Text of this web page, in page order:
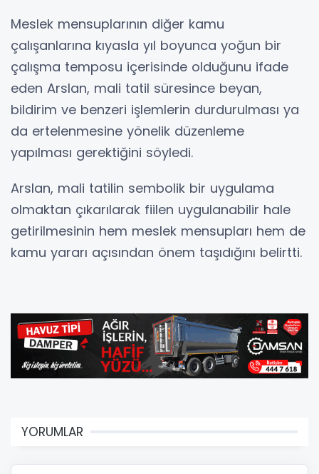
Meslek mensuplarının diğer kamu
çalışanlarına kıyasla yıl boyunca yoğun bir
çalışma temposu içerisinde olduğunu ifade
eden Arslan, mali tatil süresince beyan,
bildirim ve benzeri işlemlerin durdurulması ya
da ertelenmesine yönelik düzenleme
yapılması gerektiğini söyledi.
Arslan, mali tatilin sembolik bir uygulama
olmaktan çıkarılarak fiilen uygulanabilir hale
getirilmesinin hem meslek mensupları hem de
kamu yararı açısından önem taşıdığını belirtti.
YORUMLAR